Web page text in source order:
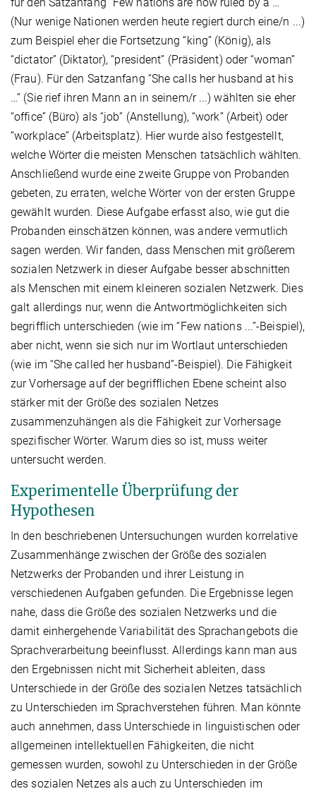
(Nur wenige Nationen werden heute regiert durch eine/n ...)
zum Beispiel eher die Fortsetzung “king” (König), als
“dictator” (Diktator), “president” (Präsident) oder “woman”
(Frau). Für den Satzanfang “She calls her husband at his
…” (Sie rief ihren Mann an in seinem/r ...) wählten sie eher
“office” (Büro) als “job” (Anstellung), “work” (Arbeit) oder
“workplace” (Arbeitsplatz). Hier wurde also festgestellt,
welche Wörter die meisten Menschen tatsächlich wählten.
Anschließend wurde eine zweite Gruppe von Probanden
gebeten, zu erraten, welche Wörter von der ersten Gruppe
gewählt wurden. Diese Aufgabe erfasst also, wie gut die
Probanden einschätzen können, was andere vermutlich
sagen werden. Wir fanden, dass Menschen mit größerem
sozialen Netzwerk in dieser Aufgabe besser abschnitten
als Menschen mit einem kleineren sozialen Netzwerk. Dies
galt allerdings nur, wenn die Antwortmöglichkeiten sich
begrifflich unterschieden (wie im “Few nations ...”-Beispiel),
aber nicht, wenn sie sich nur im Wortlaut unterschieden
(wie im “She called her husband”-Beispiel). Die Fähigkeit
zur Vorhersage auf der begrifflichen Ebene scheint also
stärker mit der Größe des sozialen Netzes
zusammenzuhängen als die Fähigkeit zur Vorhersage
spezifischer Wörter. Warum dies so ist, muss weiter
untersucht werden.
Experimentelle Überprüfung der
Hypothesen
In den beschriebenen Untersuchungen wurden korrelative
Zusammenhänge zwischen der Größe des sozialen
Netzwerks der Probanden und ihrer Leistung in
verschiedenen Aufgaben gefunden. Die Ergebnisse legen
nahe, dass die Größe des sozialen Netzwerks und die
damit einhergehende Variabilität des Sprachangebots die
Sprachverarbeitung beeinflusst. Allerdings kann man aus
den Ergebnissen nicht mit Sicherheit ableiten, dass
Unterschiede in der Größe des sozialen Netzes tatsächlich
zu Unterschieden im Sprachverstehen führen. Man könnte
auch annehmen, dass Unterschiede in linguistischen oder
allgemeinen intellektuellen Fähigkeiten, die nicht
gemessen wurden, sowohl zu Unterschieden in der Größe
des sozialen Netzes als auch zu Unterschieden im